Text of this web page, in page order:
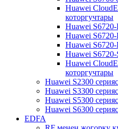
Huawei
которгучтары
Huawei
Huawei
Huawei
Huawei S6720-
Huawei
которгучтары
Huawei S2300
Huawei S3300
Huawei S5300
Huawei S6300
EDFA